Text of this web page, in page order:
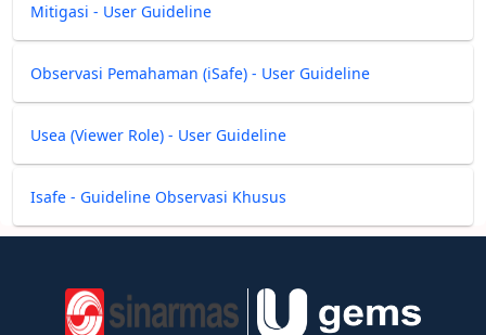
Mitigasi - User Guideline
Observasi Pemahaman (iSafe) - User Guideline
Usea (Viewer Role) - User Guideline
Isafe - Guideline Observasi Khusus